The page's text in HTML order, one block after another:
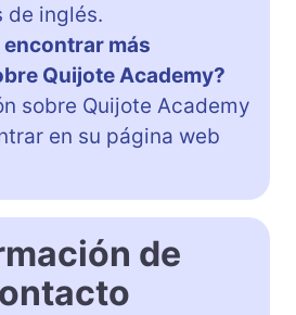
de inglés.
más
Quijote Academy?
sobre Quijote Academy
en su página web
de